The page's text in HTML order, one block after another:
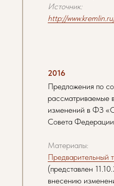
Источник:
http://
2016
Предложения по
рассматриваемые
изменений в ФЗ
Совета Федерации
Материалы:
Предварительный
(представлен
внесению